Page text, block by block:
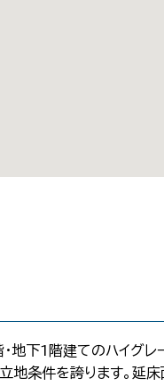
地下1階建てのハイグ
地条件を誇ります。